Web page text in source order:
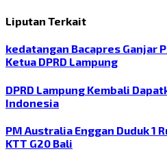
Liputan Terkait
kedatangan Bacapres Ganjar
Ketua DPRD Lampung
DPRD Lampung Kembali
Indonesia
PM Australia Enggan Duduk 1
KTT G20 Bali